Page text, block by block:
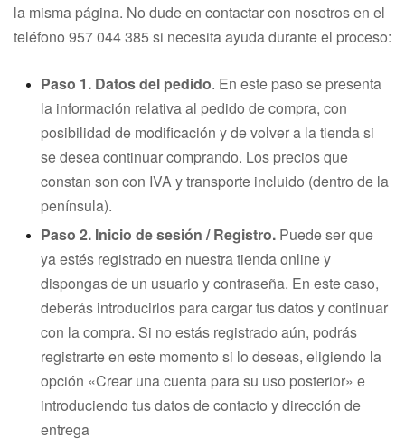
la misma página. No dude en contactar con nosotros en el
teléfono 957 044 385 si necesita ayuda durante el proceso:
Paso 1. Datos del pedido. En este paso se presenta
la información relativa al pedido de compra, con
posibilidad de modificación y de volver a la tienda si
se desea continuar comprando. Los precios que
constan son con IVA y transporte incluido (dentro de la
península).
Paso 2. Inicio de sesión / Registro. Puede ser que
ya estés registrado en nuestra tienda online y
dispongas de un usuario y contraseña. En este caso,
deberás introducirlos para cargar tus datos y continuar
con la compra. Si no estás registrado aún, podrás
registrarte en este momento si lo deseas, eligiendo la
opción «Crear una cuenta para su uso posterior» e
introduciendo tus datos de contacto y dirección de
entrega